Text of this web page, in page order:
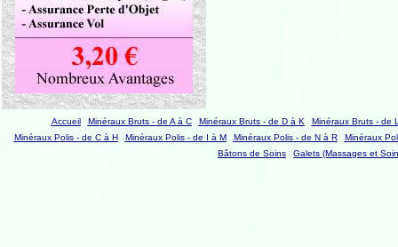
Accueil Minéraux Bruts - de A à C Minéraux Bruts - de D à K
Minéraux Bruts - de
Minéraux Polis - de C à H
Minéraux Polis - de I à M Minéraux Polis - de N à R
Minéraux
Bâtons de Soins
Galets (Massages et